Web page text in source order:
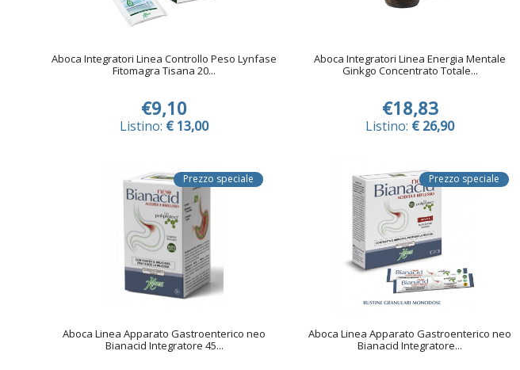
Aboca Integratori Linea Controllo Peso Lynfase
Fitomagra Tisana 20...
€9,10
Listino: € 13,00
Aboca Integratori Linea Energia Mentale
Ginkgo Concentrato Totale...
€18,83
Listino: € 26,90
Prezzo speciale
Aboca Linea Apparato Gastroenterico neo
Bianacid Integratore 45...
Prezzo speciale
Aboca Linea Apparato Gastroenterico neo
Bianacid Integratore...